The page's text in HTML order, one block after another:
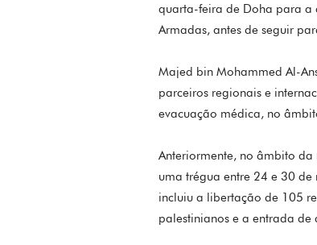
quarta-feira de Doha para a
Armadas, antes de seguir
Majed bin Mohammed Al-
parceiros regionais e
evacuação médica, no
Anteriormente, no âmbito
uma trégua entre 24 e 30
incluiu a libertação de 105
palestinianos e a entrada